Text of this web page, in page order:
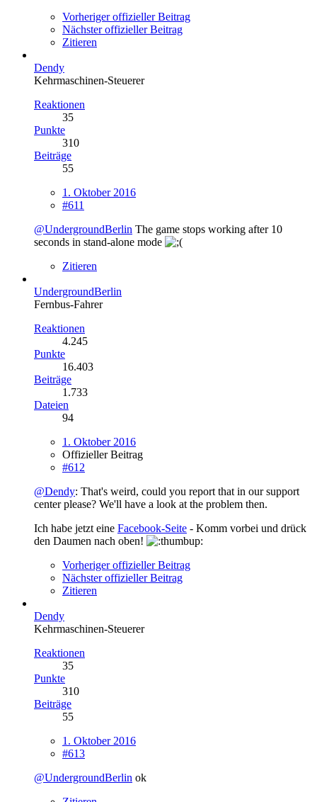
Vorheriger offizieller Beitrag
Nächster offizieller Beitrag
Zitieren
Dendy
Kehrmaschinen-Steuerer
Reaktionen
35
Punkte
310
Beiträge
55
1. Oktober 2016
#611
@UndergroundBerlin The game stops working after 10
seconds in stand-alone mode
Zitieren
UndergroundBerlin
Fernbus-Fahrer
Reaktionen
4.245
Punkte
16.403
Beiträge
1.733
Dateien
94
1. Oktober 2016
Offizieller Beitrag
#612
@Dendy: That's weird, could you report that in our support
center please? We'll have a look at the problem then.
Ich habe jetzt eine Facebook-Seite - Komm vorbei und drück
den Daumen nach oben!
Vorheriger offizieller Beitrag
Nächster offizieller Beitrag
Zitieren
Dendy
Kehrmaschinen-Steuerer
Reaktionen
35
Punkte
310
Beiträge
55
1. Oktober 2016
#613
@UndergroundBerlin ok